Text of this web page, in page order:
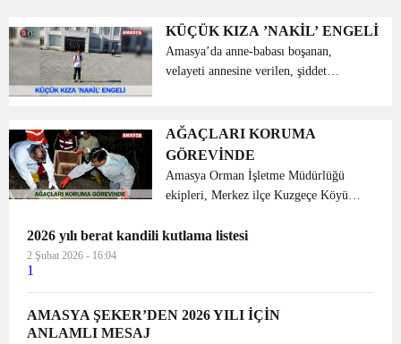
KÜÇÜK KIZA ’NAKİL’ ENGELİ
Amasya’da anne-babası boşanan,
velayeti annesine verilen, şiddet
alamadığı için okuluna devam
edemiyor. Amasya’da yaşay...
AĞAÇLARI KORUMA
GÖREVİNDE
Amasya Orman İşletme Müdürlüğü
ekipleri, Merkez ilçe Kuzgeçe Köyü
orman karınca kolonisi gece yarısı
2026 yılı berat kandili kutlama listesi
2 Şubat 2026 - 16:04
1
AMASYA ŞEKER’DEN 2026 YILI İÇİN
ANLAMLI MESAJ